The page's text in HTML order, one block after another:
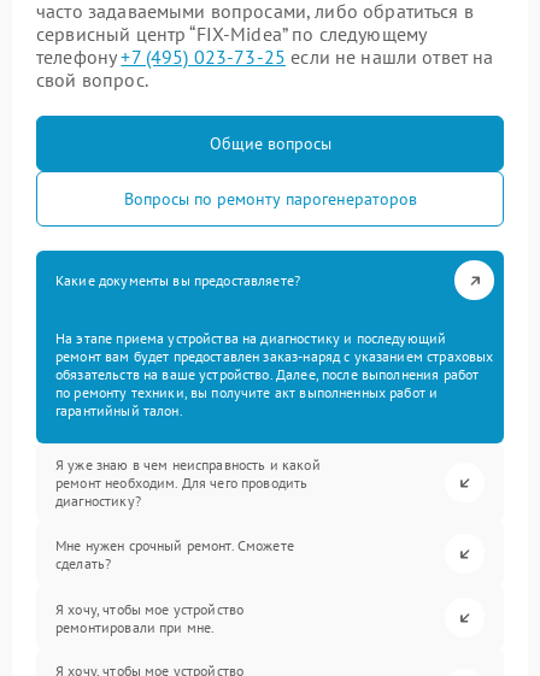
часто задаваемыми вопросами, либо обратиться в
сервисный центр “FIX-Midea” по следующему
телефону+7 (495) 023-73-25 если не нашли ответ на
свой вопрос.
Общие вопросы
Вопросы по ремонту парогенераторов
Какие документы вы предоставляете?
На этапе приема устройства на диагностику и последующий
ремонт вам будет предоставлен заказ-наряд с указанием страховых
обязательств на ваше устройство. Далее, после выполнения работ
по ремонту техники, вы получите акт выполненных работ и
гарантийный талон.
Я уже знаю в чем неисправность и какой
ремонт необходим. Для чего проводить
диагностику?
Мне нужен срочный ремонт. Сможете
сделать?
Я хочу, чтобы мое устройство
ремонтировали при мне.
Я хочу, чтобы мое устройство